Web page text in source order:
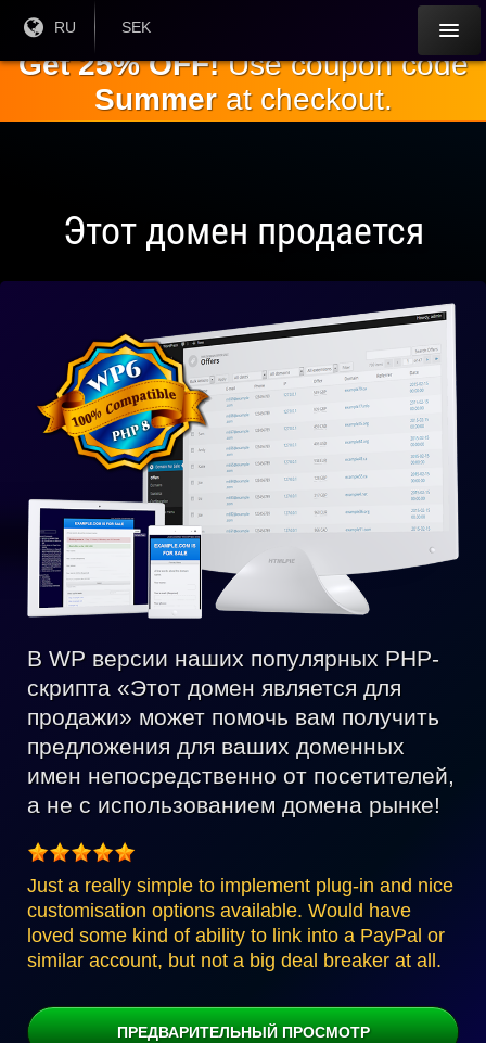
содержанию
Текущий
RU
Текущая
SEK
Get 25% OFF!Use coupon code
Summerat checkout.
Этот домен продается
Полностью
совместим
с WP 6
В WP версии наших популярных PHP-
скрипта «Этот домен является для
продажи» может помочь вам получить
предложения для ваших доменных
имен непосредственно от посетителей,
а не с использованием домена рынке!
Just a really simple to implement plug-in and nice
customisation options available. Would have
loved some kind of ability to link into a PayPal or
similar account, but not a big deal breaker at all.
ПРЕДВАРИТЕЛЬНЫЙ ПРОСМОТР